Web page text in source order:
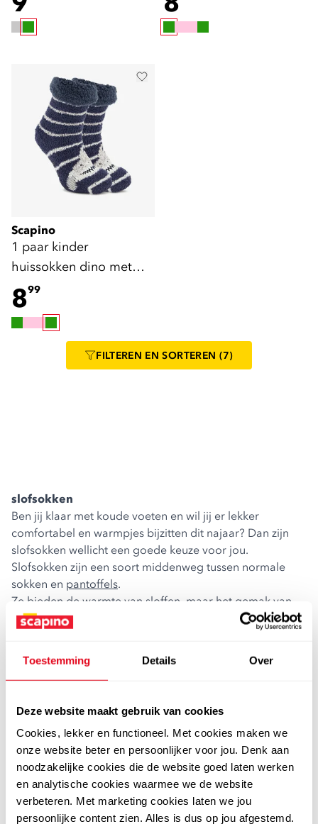
Toestemming Details Over
Deze website maakt gebruik van cookies
Cookies, lekker en functioneel. Met cookies maken we
onze website beter en persoonlijker voor jou. Denk aan
noodzakelijke cookies die de website goed laten werken
en analytische cookies waarmee we de website
verbeteren. Met marketing cookies laten we jou
persoonlijke content zien. Alles is dus op jou afgestemd.
Scapino
1 paar kinder
huissokken dino met
antislip
899
FILTEREN EN SORTEREN (7)
slofsokken
Ben jij klaar met koude voeten en wil jij er lekker
comfortabel en warmpjes bijzitten dit najaar? Dan zijn
slofsokken wellicht een goede keuze voor jou.
Slofsokken zijn een soort middenweg tussen normale
sokken en pantoffels.
Ze bieden de warmte van sloffen, maar het gemak van
sokken. Met slofsokken kun je lekker op de bank ploffen
onder een dekentje, zonder eerst je pantoffels uit te
voor binnenshuis. Bekijk alle soksloffen online.
omdat het dus een soort combinatie is van deze twee. Ze
kenmerken zich door een lekkere, warme voering van
imitatiebont of teddystof, hebben vaak een gebreid
bovenwerk en bevatten meestal antislip zodat je er veilig
op rond kunt lopen binnenshuis en niet uitglijdt. Bij
Scapino shop je pantoffelsokken voor het hele gezin.